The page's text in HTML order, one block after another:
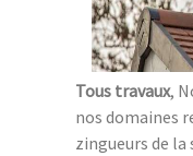
Tous travaux,
nos domaines
zingueurs de la